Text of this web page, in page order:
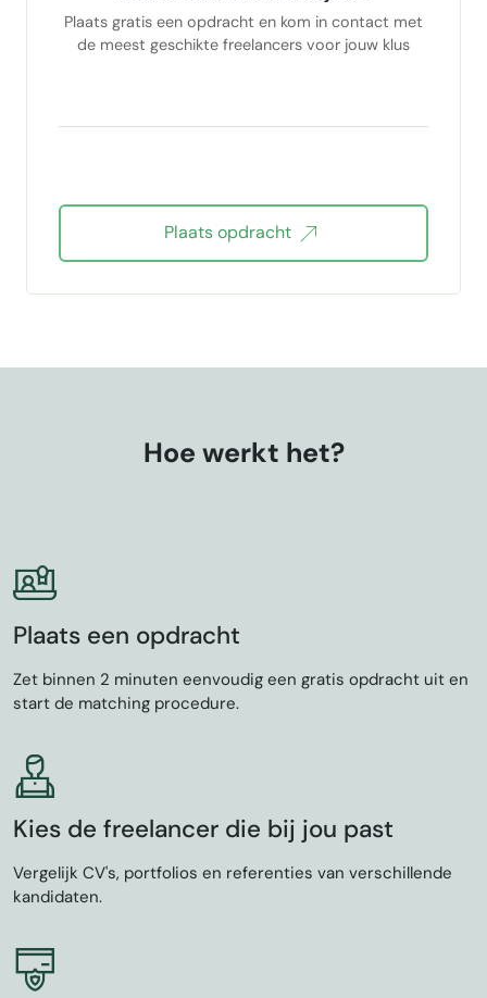
Plaats gratis een opdracht en kom in contact met
de meest geschikte freelancers voor jouw klus
Plaats opdracht
Hoe werkt het?
Plaats een opdracht
Zet binnen 2 minuten eenvoudig een gratis opdracht uit en
start de matching procedure.
Kies de freelancer die bij jou past
Vergelijk CV's, portfolios en referenties van verschillende
kandidaten.